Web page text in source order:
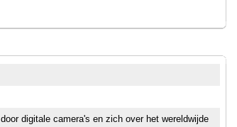
digitale camera's en zich over het wereldwijde